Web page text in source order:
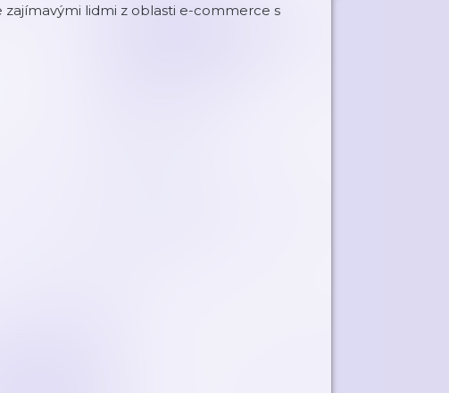
zajímavými lidmi z oblasti e-commerce s